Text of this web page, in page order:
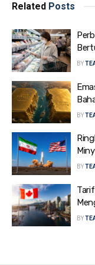
Related Posts
BY
BY
BY
BY